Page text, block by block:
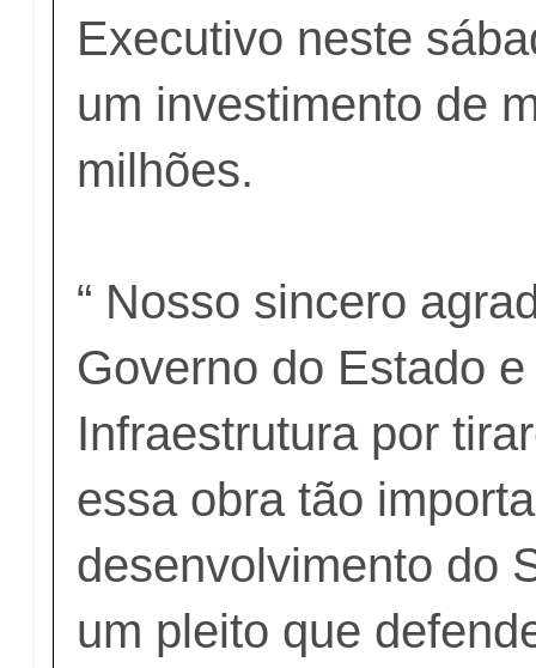
Executivo neste
um investimento de
milhões.
“ Nosso sincero
Governo do Estado
Infraestrutura por
essa obra tão
desenvolvimento do
um pleito que